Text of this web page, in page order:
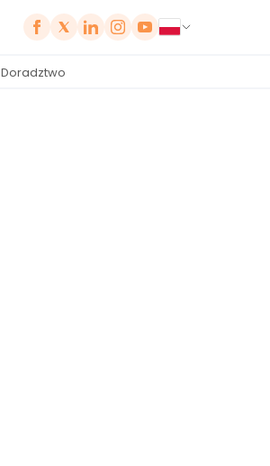
Doradztwo